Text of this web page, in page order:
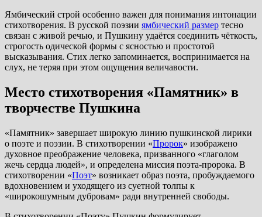
Ямбический строй особенно важен для понимания интонации
стихотворения. В русской поэзии ямбический размер тесно
связан с живой речью, и Пушкину удаётся соединить чёткость,
строгость одической формы с ясностью и простотой
высказывания. Стих легко запоминается, воспринимается на
слух, не теряя при этом ощущения величавости.
Место стихотворения «Памятник» в
творчестве Пушкина
«Памятник» завершает широкую линию пушкинской лирики
о поэте и поэзии. В стихотворении «Пророк» изображено
духовное преображение человека, призванного «глаголом
жечь сердца людей», и определена миссия поэта-пророка. В
стихотворении «Поэт» возникает образ поэта, пробуждаемого
вдохновением и уходящего из суетной толпы к
«широкошумным дубровам» ради внутренней свободы.